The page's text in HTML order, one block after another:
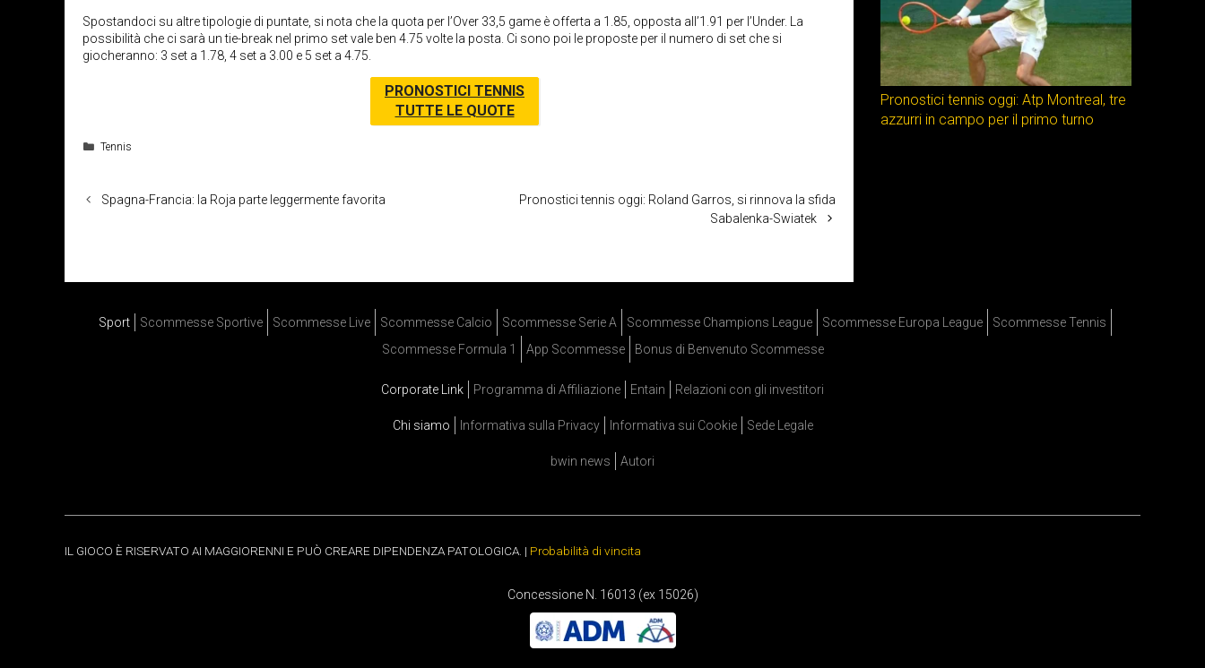
Spostandoci su altre tipologie di puntate, si nota che la quota per l’Over 33,5 game è offerta a 1.85, opposta all’1.91 per l’Under. La
possibilità che ci sarà un tie-break nel primo set vale ben 4.75 volte la posta. Ci sono poi le proposte per il numero di set che si
giocheranno: 3 set a 1.78, 4 set a 3.00 e 5 set a 4.75.
PRONOSTICI TENNIS
TUTTE LE QUOTE
Categorie
Tennis
Spagna-Francia: la Roja parte leggermente favorita
Pronostici tennis oggi: Roland Garros, si rinnova la sfida
Sabalenka-Swiatek
Pronostici tennis oggi: Atp Montreal, tre
azzurri in campo per il primo turno
Sport Scommesse Sportive Scommesse Live Scommesse Calcio Scommesse Serie A Scommesse Champions League Scommesse Europa League
Scommesse Tennis
Scommesse Formula 1
App Scommesse Bonus di Benvenuto Scommesse
Corporate Link Programma di Affiliazione Entain Relazioni con gli investitori
Chi siamo Informativa sulla Privacy Informativa sui Cookie Sede Legale
bwin news Autori
IL GIOCO È RISERVATO AI MAGGIORENNI E PUÒ CREARE DIPENDENZA PATOLOGICA. | Probabilità di vincita
Concessione N. 16013 (ex 15026)